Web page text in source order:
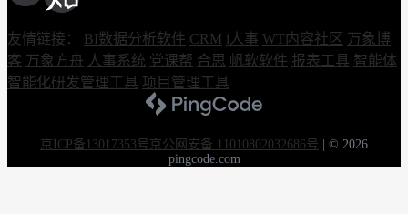
友情链接： BI数据分析软件 CRM i人事 WT内容社区 万象博
客 万象方舟 人事系统 党课帮 合思 帆软软件 报表工具 智能体
智能化研发管理工具 项目管理工具
京ICP备13017353号京公网安备 11010802032686号
© 2026
pingcode.com